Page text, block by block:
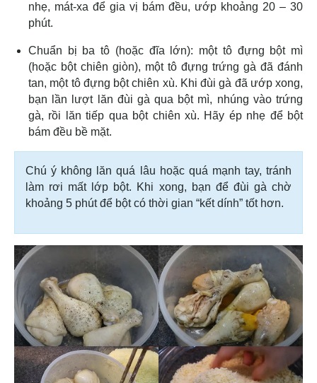
nhẹ, mát-xa để gia vị bám đều, ướp khoảng 20 – 30
phút.
Chuẩn bị ba tô (hoặc đĩa lớn): một tô đựng bột mì
(hoặc bột chiên giòn), một tô đựng trứng gà đã đánh
tan, một tô đựng bột chiên xù. Khi đùi gà đã ướp xong,
bạn lần lượt lăn đùi gà qua bột mì, nhúng vào trứng
gà, rồi lăn tiếp qua bột chiên xù. Hãy ép nhẹ để bột
bám đều bề mặt.
Chú ý không lăn quá lâu hoặc quá mạnh tay, tránh
làm rơi mất lớp bột. Khi xong, bạn để đùi gà chờ
khoảng 5 phút để bột có thời gian “kết dính” tốt hơn.